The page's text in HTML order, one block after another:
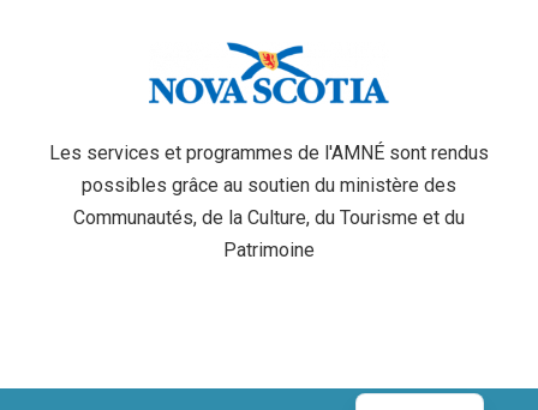
Les services et programmes de l'AMNÉ sont rendus
possibles grâce au soutien du ministère des
Communautés, de la Culture, du Tourisme et du
Patrimoine